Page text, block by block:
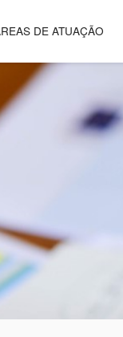
DE ATUAÇÃO